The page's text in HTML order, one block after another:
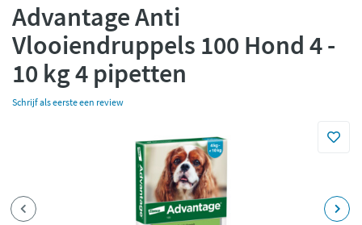
Betaal met Klarna
Advantage Anti
Vlooiendruppels 100 Hond 4 -
10 kg 4 pipetten
Schrijf als eerste een review